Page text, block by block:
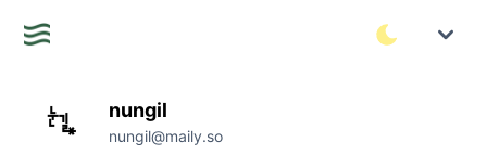
nungil
nungil@maily.so